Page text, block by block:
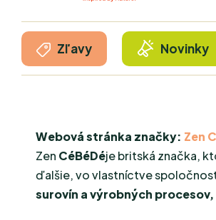
Zľavy Novinky
Webová stránka značky: Zen
Zen CéBéDéje britská značka,
ďalšie, vo vlastníctve
surovín a výrobných